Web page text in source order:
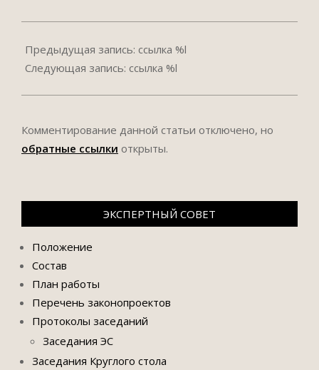
06-
25
Предыдущая запись: ссылка %l
Следующая запись: ссылка %l
Комментирование данной статьи отключено, но
обратные ссылки открыты.
ЭКСПЕРТНЫЙ СОВЕТ
Положение
Состав
План работы
Перечень законопроектов
Протоколы заседаний
Заседания ЭС
Заседания Круглого стола